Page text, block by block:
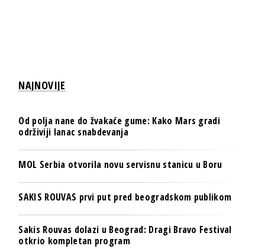
NAJNOVIJE
Od polja nane do žvakaće gume: Kako Mars gradi
održiviji lanac snabdevanja
MOL Serbia otvorila novu servisnu stanicu u Boru
SAKIS ROUVAS prvi put pred beogradskom publikom
Sakis Rouvas dolazi u Beograd: Dragi Bravo Festival
otkrio kompletan program